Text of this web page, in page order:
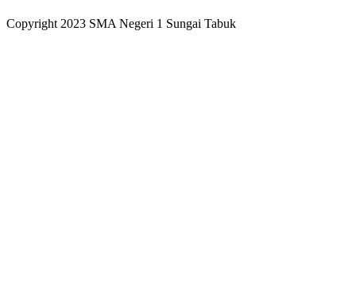
Copyright 2023 SMA Negeri 1 Sungai Tabuk